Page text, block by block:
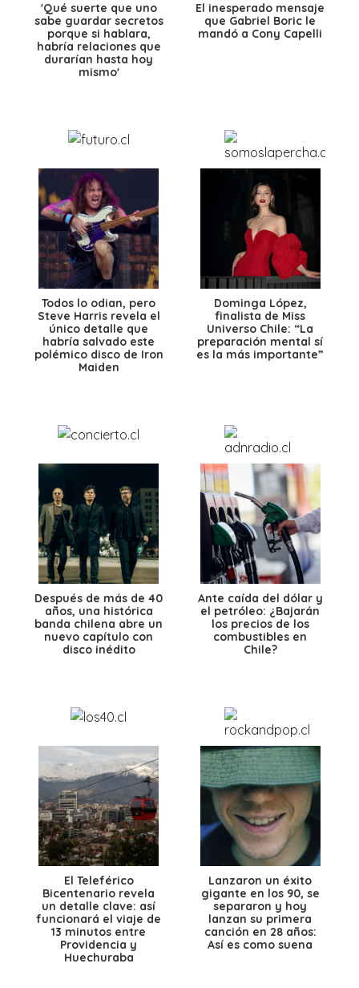
'Qué suerte que uno
sabe guardar secretos
porque si hablara,
habría relaciones que
durarían hasta hoy
mismo'
El inesperado mensaje
que Gabriel Boric le
mandó a Cony Capelli
Todos lo odian, pero
Steve Harris revela el
único detalle que
habría salvado este
polémico disco de Iron
Maiden
Dominga López,
finalista de Miss
Universo Chile: “La
preparación mental sí
es la más importante”
Después de más de 40
años, una histórica
banda chilena abre un
nuevo capítulo con
disco inédito
Ante caída del dólar y
el petróleo: ¿Bajarán
los precios de los
combustibles en
Chile?
El Teleférico
Bicentenario revela
un detalle clave: así
funcionará el viaje de
13 minutos entre
Providencia y
Huechuraba
Lanzaron un éxito
gigante en los 90, se
separaron y hoy
lanzan su primera
canción en 28 años:
Así es como suena